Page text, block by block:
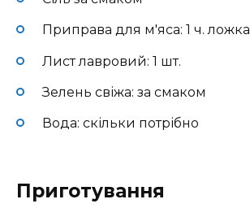
Приправа для м'яса: 1 ч. ложка
Лист лавровий: 1 шт.
Зелень свіжа: за смаком
Вода: скільки потрібно
Приготування